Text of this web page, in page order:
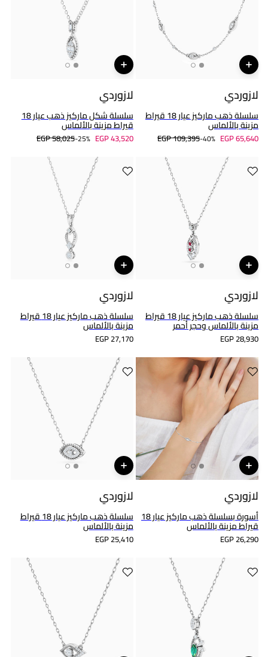
لازوردي
سلسلة ذهب ماركيز عيار 18 قيراط
مزينة بالألماس
EGP 109,395 40%- EGP 65,640
لازوردي
سلسلة شكل ماركيز ذهب عيار 18
قيراط مزينة بالألماس
EGP 58,025 25%- EGP 43,520
لازوردي
سلسلة ذهب ماركيز عيار 18 قيراط
مزينة بالألماس وحجر أحمر
EGP 28,930
لازوردي
سلسلة ذهب ماركيز عيار 18 قيراط
مزينة بالألماس
EGP 27,170
لازوردي
أسورة بسلسلة ذهب ماركيز عيار 18
قيراط مزينة بالألماس
EGP 26,290
لازوردي
سلسلة ذهب ماركيز عيار 18 قيراط
مزينة بالألماس
EGP 25,410